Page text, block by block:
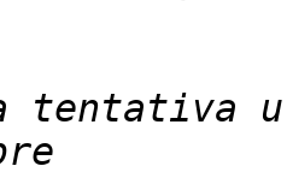
tentativa